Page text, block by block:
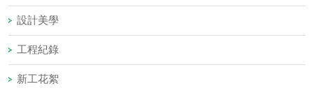
設計美學
工程紀錄
新工花絮